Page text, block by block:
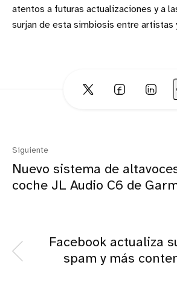
atentos a futuras actualizaciones y a
surjan de esta simbiosis entre artistas
Siguiente
Nuevo sistema de
coche JL Audio C6 de
Facebook actualiza
spam y más